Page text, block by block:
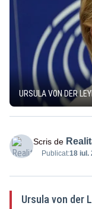
URSULA VON DER
Scris de
Publicat:18 iul.
Ursula von der